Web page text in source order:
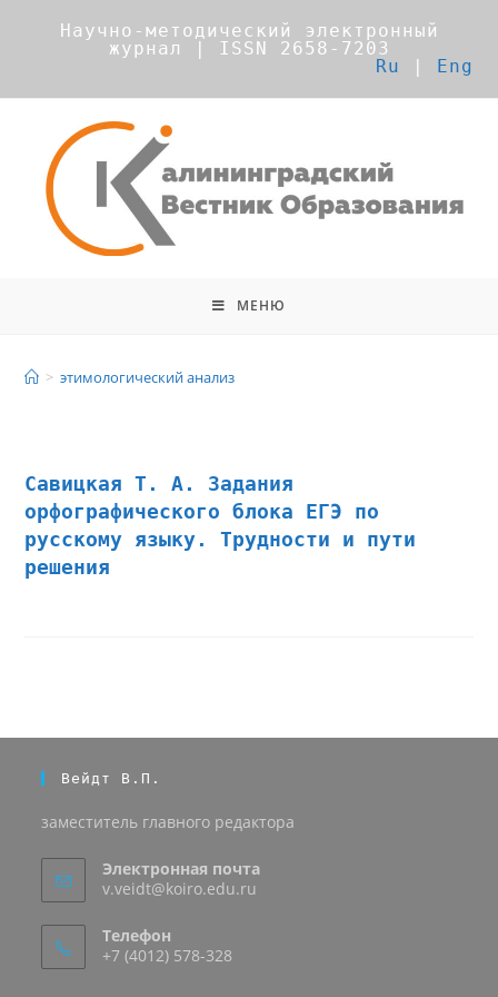
Научно-методический электронный
журнал | ISSN 2658-7203
Ru | Eng
МЕНЮ
> этимологический анализ
Савицкая Т. А. Задания
орфографического блока ЕГЭ по
русскому языку. Трудности и пути
решения
Вейдт В.П.
заместитель главного редактора
Электронная почта
v.veidt@koiro.edu.ru
Телефон
+7 (4012) 578-328